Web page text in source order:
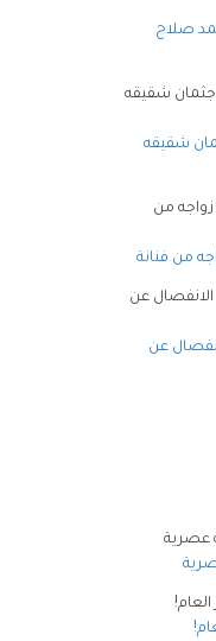
صلاح
شقيقه
من فنانة
عن